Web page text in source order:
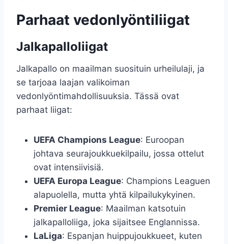
Parhaat vedonlyöntiliigat
Jalkapalloliigat
Jalkapallo on maailman suosituin urheilulaji, ja
se tarjoaa laajan valikoiman
vedonlyöntimahdollisuuksia. Tässä ovat
parhaat liigat:
UEFA Champions League: Euroopan
johtava seurajoukkuekilpailu, jossa ottelut
ovat intensiivisiä.
UEFA Europa League: Champions Leaguen
alapuolella, mutta yhtä kilpailukykyinen.
Premier League: Maailman katsotuin
jalkapalloliiga, joka sijaitsee Englannissa.
LaLiga: Espanjan huippujoukkueet, kuten